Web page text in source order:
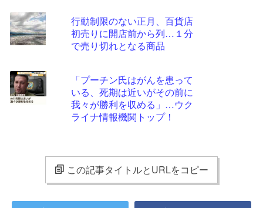
行動制限のない正月、百貨店
初売りに開店前から列…１分
で売り切れとなる商品
「プーチン氏はがんを患って
いる、死期は近いがその前に
我々が勝利を収める」…ウク
ライナ情報機関トップ！
この記事タイトルとURLをコピー